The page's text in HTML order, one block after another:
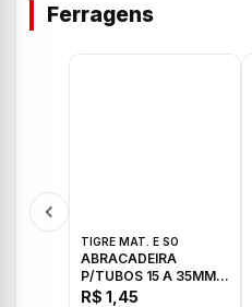
Ferragens
TIGRE MAT. E SO
ABRACADEIRA
P/TUBOS 15 A 35MM
TIGRE
R$ 1,45